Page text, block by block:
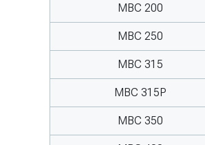
MBC 200
MBC 250
MBC 315
MBC 315P
MBC 350